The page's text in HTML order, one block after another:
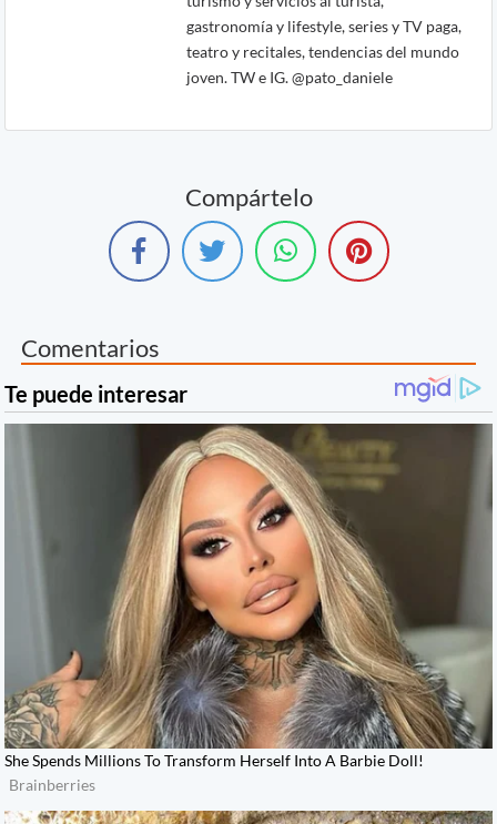
gastronomía y lifestyle, series y TV paga,
teatro y recitales, tendencias del mundo
joven. TW e IG. @pato_daniele
Compártelo
Comentarios